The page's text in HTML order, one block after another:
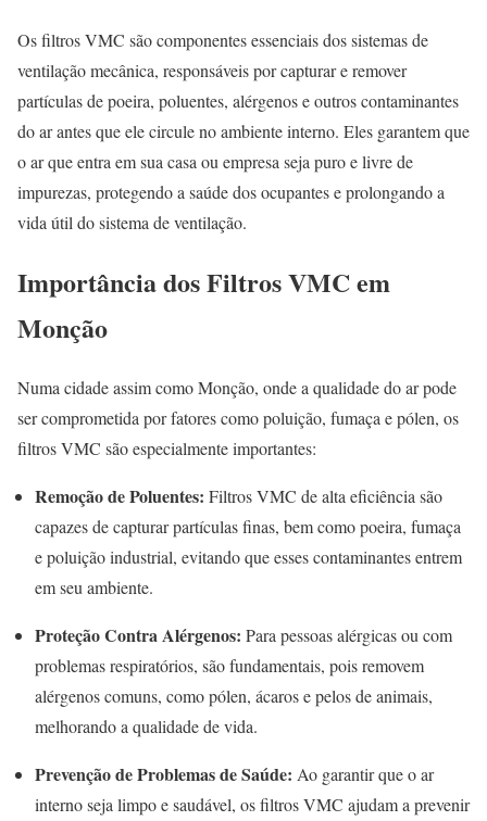
Os filtros VMC são componentes essenciais dos sistemas de
ventilação mecânica, responsáveis por capturar e remover
partículas de poeira, poluentes, alérgenos e outros contaminantes
do ar antes que ele circule no ambiente interno. Eles garantem que
o ar que entra em sua casa ou empresa seja puro e livre de
impurezas, protegendo a saúde dos ocupantes e prolongando a
vida útil do sistema de ventilação.
Importância dos Filtros VMC em
Monção
Numa cidade assim como Monção, onde a qualidade do ar pode
ser comprometida por fatores como poluição, fumaça e pólen, os
filtros VMC são especialmente importantes:
Remoção de Poluentes: Filtros VMC de alta eficiência são
capazes de capturar partículas finas, bem como poeira, fumaça
e poluição industrial, evitando que esses contaminantes entrem
em seu ambiente.
Proteção Contra Alérgenos: Para pessoas alérgicas ou com
problemas respiratórios, são fundamentais, pois removem
alérgenos comuns, como pólen, ácaros e pelos de animais,
melhorando a qualidade de vida.
Prevenção de Problemas de Saúde: Ao garantir que o ar
interno seja limpo e saudável, os filtros VMC ajudam a prevenir